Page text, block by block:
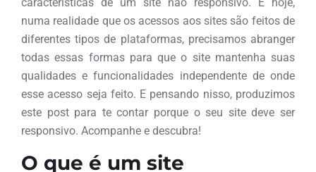
numa realidade que os acessos aos sites são feitos de
diferentes tipos de plataformas, precisamos abranger
todas essas formas para que o site mantenha suas
qualidades e funcionalidades independente de onde
esse acesso seja feito. E pensando nisso, produzimos
este post para te contar porque o seu site deve ser
responsivo. Acompanhe e descubra!
O que é um site